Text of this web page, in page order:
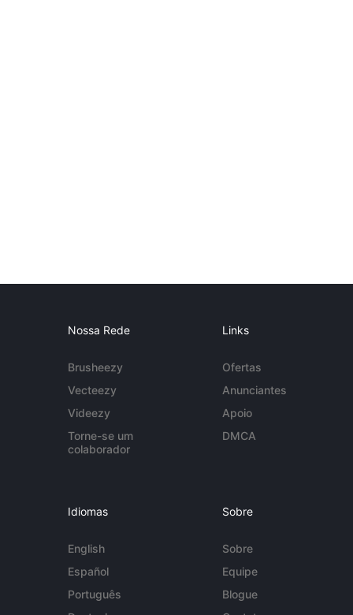
Nossa Rede
Brusheezy
Vecteezy
Videezy
Torne-se um
colaborador
Links
Ofertas
Anunciantes
Apoio
DMCA
Idiomas
English
Español
Português
Sobre
Sobre
Equipe
Blogue